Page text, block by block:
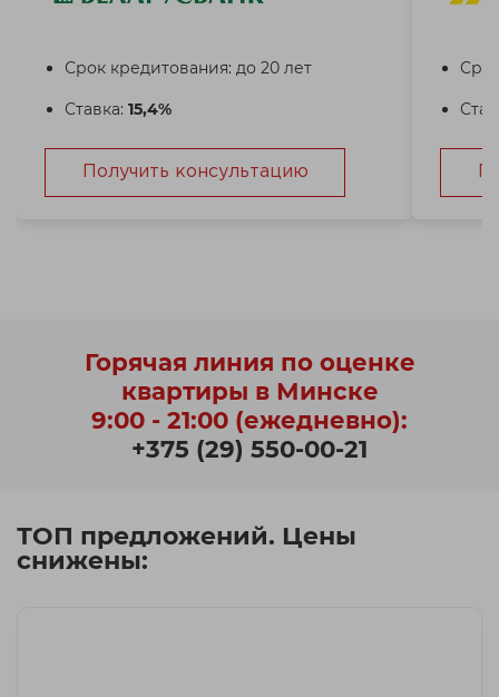
Срок кредитования: до 20 лет
Ставка: 15,4%
Получить консультацию
Горячая линия по оценке
квартиры в Минске
9:00 - 21:00 (ежедневно):
+375 (29) 550-00-21
ТОП предложений. Цены
снижены: